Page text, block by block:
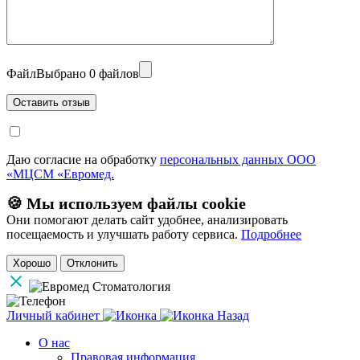
ФайлВыбрано 0 файлов
Даю согласие на обработку персональных данных ООО
«МЦСМ «Евромед.
🍪 Мы используем файлы cookie
Они помогают делать сайт удобнее, анализировать
посещаемость и улучшать работу сервиса. Подробнее
Хорошо Отклонить
Личный кабинет
Назад
О нас